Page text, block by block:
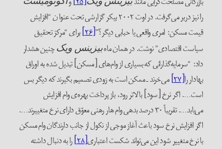
را نیز دربر می‌گرفت. در اوت ۲۰۰۲ بیکر گزارشی تحت عنوا ن “افزایش
قیمت مسکن: امری واقعی یا حبابی دیگر؟”[۲۶]
برای “مرکز تحقیق
سیاست اقتصادی” نوشت. در همان ماهبیزینس ویکچنین هشدار
داد: “سرمایه‌گذارانی که بسیاری از وام‌های [مسکن] تبدیل شده به اوراق
بهادار را[۲۷]
می‌خرند ـ ممکن است به زودی تصمیم بگیرند که دیگر بس
است…. اگر نرخ [سود] بالاتر رود، باز پرداخت بهره‌ی وام افزایش
می‌یابد…. تقریباً ۳۰ در‌صد بدهی وام هار رهنی معوّق دارای نرخ متغییرند….
اگر افزایش نرخ سود باعث آغاز موجی از نکول از جانب دارندگان وام مسکن
با نرخ متغییر شود این می‌تواند شکست اعتباری[۲۸]
را به دنبال داشته